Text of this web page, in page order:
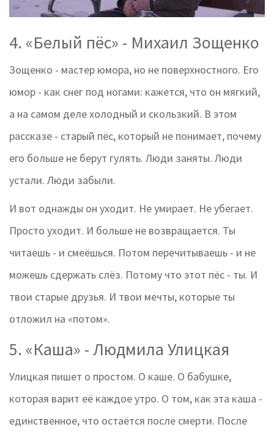
4. «Белый пёс» - Михаил Зощенко
Зощенко - мастер юмора, но не поверхностного. Его
юмор - как снег под ногами: кажется, что он мягкий,
а на самом деле холодный и скользкий. В этом
рассказе - старый пёс, который не понимает, почему
его больше не берут гулять. Люди заняты. Люди
устали. Люди забыли.
И вот однажды он уходит. Не умирает. Не убегает.
Просто уходит. И больше не возвращается. Ты
читаешь - и смеёшься. Потом перечитываешь - и не
можешь сдержать слёз. Потому что этот пёс - ты. И
твои старые друзья. И твои мечты, которые ты
отложил на «потом».
5. «Каша» - Людмила Улицкая
Улицкая пишет о простом. О каше. О бабушке,
которая варит её каждое утро. О том, как эта каша -
единственное, что остаётся после смерти. После